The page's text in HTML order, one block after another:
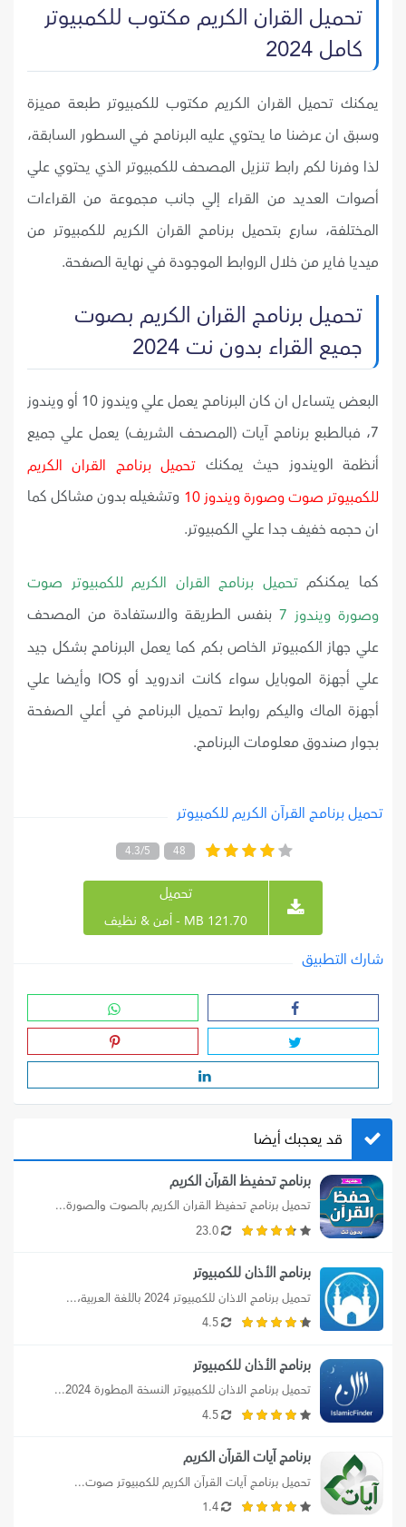
تحميل القران الكريم مكتوب للكمبيوتر
كامل 2024
يمكنك تحميل القران الكريم مكتوب للكمبيوتر طبعة مميزة
وسبق ان عرضنا ما يحتوي عليه البرنامج في السطور السابقة،
لذا وفرنا لكم رابط تنزيل المصحف للكمبيوتر الذي يحتوي علي
أصوات العديد من القراء إلي جانب مجموعة من القراءات
المختلفة، سارع بتحميل برنامج القران الكريم للكمبيوتر من
ميديا فاير من خلال الروابط الموجودة في نهاية الصفحة.
تحميل برنامج القران الكريم بصوت
جميع القراء بدون نت 2024
البعض يتساءل ان كان البرنامج يعمل علي ويندوز 10 أو ويندوز
7، فبالطبع برنامج آيات (المصحف الشريف) يعمل علي جميع
أنظمة الويندوز حيث يمكنك تحميل برنامج القران الكريم
للكمبيوتر صوت وصورة ويندوز 10
وتشغيله بدون مشاكل كما
ان حجمه خفيف جدا علي الكمبيوتر.
كما يمكنكمتحميل برنامج القران الكريم للكمبيوتر صوت
وصورة ويندوز 7
بنفس الطريقة والاستفادة من المصحف
علي جهاز الكمبيوتر الخاص بكم كما يعمل البرنامج بشكل جيد
علي أجهزة الموبايل سواء كانت اندرويد أو IOS وأيضا علي
أجهزة الماك واليكم روابط تحميل البرنامج في أعلي الصفحة
بجوار صندوق معلومات البرنامج.
تحميل برنامج القرآن الكريم للكمبيوتر
4.3/5 48
تحميل
121.70 MB - أمن & نظيف
شارك التطبيق
قد يعجبك أيضا
برنامج تحفيظ القرآن الكريم
تحميل برنامج تحفيظ القران الكريم بالصوت والصورة...
23.0
برنامج الأذان للكمبيوتر
تحميل برنامج الاذان للكمبيوتر 2024 باللغة العربية،...
4.5
برنامج الأذان للكمبيوتر
تحميل برنامج الاذان للكمبيوتر النسخة المطورة 2024...
4.5
برنامج آيات القرآن الكريم
تحميل برنامج آيات القرآن الكريم للكمبيوتر صوت...
1.4